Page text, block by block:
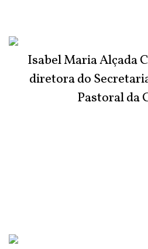
Isabel Maria Alçada
diretora do
Pastoral da